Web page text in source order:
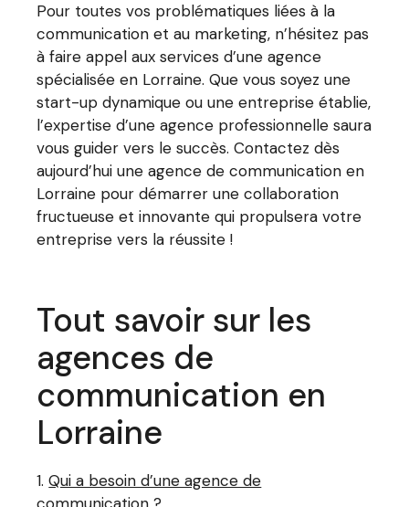
Pour toutes vos problématiques liées à la
communication et au marketing, n’hésitez pas
à faire appel aux services d’une agence
spécialisée en Lorraine. Que vous soyez une
start-up dynamique ou une entreprise établie,
l’expertise d’une agence professionnelle saura
vous guider vers le succès. Contactez dès
aujourd’hui une agence de communication en
Lorraine pour démarrer une collaboration
fructueuse et innovante qui propulsera votre
entreprise vers la réussite !
Tout savoir sur les
agences de
communication en
Lorraine
Qui a besoin d’une agence de
communication ?